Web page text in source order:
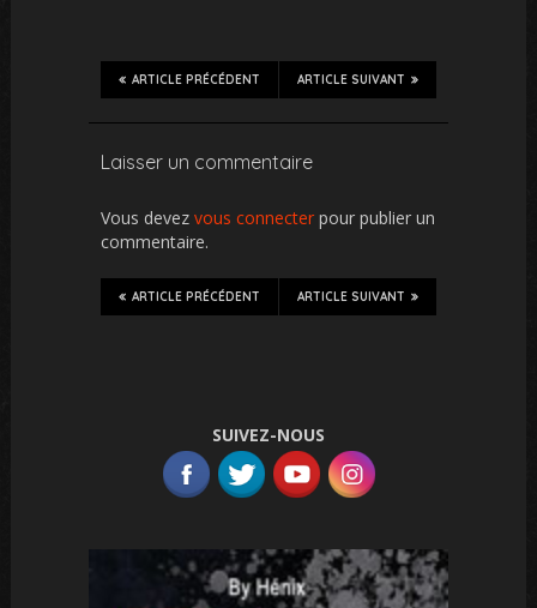
ARTICLE SUIVANT
ARTICLE PRÉCÉDENT
Laisser un commentaire
Vous devez vous connecter pour publier un
commentaire.
ARTICLE SUIVANT
ARTICLE PRÉCÉDENT
SUIVEZ-NOUS